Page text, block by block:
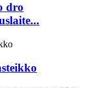
dro